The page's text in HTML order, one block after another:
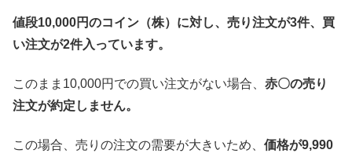
値段10,000円のコイン（株）に対し、売り注文が3件、買
い注文が2件入っています。
このまま10,000円での買い注文がない場合、 赤〇の売り
注文が約定しません。
この場合、売りの注文の需要が大きいため、 価格が9,990